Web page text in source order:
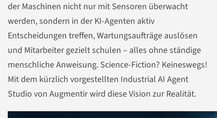
der Maschinen nicht nur mit Sensoren überwacht
werden, sondern in der KI-Agenten aktiv
Entscheidungen treffen, Wartungsaufträge auslösen
und Mitarbeiter gezielt schulen – alles ohne ständige
menschliche Anweisung. Science-Fiction? Keineswegs!
Mit dem kürzlich vorgestellten Industrial AI Agent
Studio von Augmentir wird diese Vision zur Realität.